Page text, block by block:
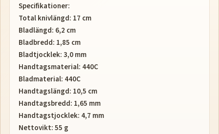
Specifikationer:
Total knivlängd: 17 cm
Bladlängd: 6,2 cm
Bladbredd: 1,85 cm
Bladtjocklek: 3,0 mm
Handtagsmaterial: 440C
Bladmaterial: 440C
Handtagslängd: 10,5 cm
Handtagsbredd: 1,65 mm
Handtagstjocklek: 4,7 mm
Nettovikt: 55 g